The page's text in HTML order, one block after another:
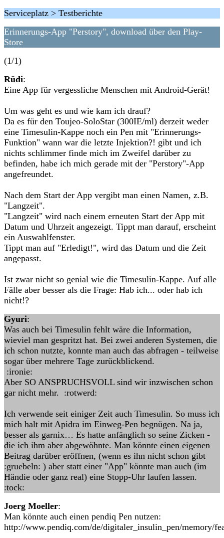
Serviceplatz > Testberichte
Erinnerungs-App "Perstory", download über den Play-
Store
(1/1)
Rüdi:
Eine App für vergessliche Menschen mit Android-Gerät!
Um was geht es und wie kam ich drauf?
Da es für den Toujeo-SoloStar (300IE/ml) derzeit weder
eine Timesulin-Kappe noch ein Pen mit "Erinnerungs-
Funktion" wann war die letzte Injektion?! gibt und ich
nichts schlimmer finde mich im Zweifel darüber zu
befinden, habe ich mich gerade mit der "Perstory"-App
angefreundet.
Nach dem Start der App vergibt man einen Namen, z.B.
"Langzeit".
"Langzeit" wird nach einem erneuten Start der App mit
Datum und Uhrzeit angezeigt. Tippt man darauf, erscheint
ein Auswahlfenster.
Tippt man auf "Erledigt!", wird das Datum und die Zeit
angepasst.
Ist zwar nicht so genial wie die Timesulin-Kappe. Auf alle
Fälle aber besser als die Frage: Hab ich... oder hab ich
nicht!?
Gyuri:
Was auch bei Timesulin fehlt wäre die Information,
wieviel man gespritzt hat. Bei zwei anderen Systemen, die
ich schon nutzte, konnte man auch das abfragen - teilweise
sogar über mehrere Tage zurückblickend.
:ironie:
Aber SO ANSPRUCHSVOLL sind wir inzwischen schon
gar nicht mehr. :rotwerd:
Ich verwende seit einiger Zeit auch Timesulin. So muss ich
mich halt mit Apidra im Einweg-Pen begnügen. Na ja,
besser als garnix… Es hatte anfänglich so seine Zicken -
die ich ihm aber abgewöhnte. Man könnte einen eigenen
Beitrag darüber eröffnen, (wenn es ihn nicht schon gibt
:gruebeln: ) aber statt einer "App" könnte man auch (im
Händie oder ganz real) eine Stopp-Uhr laufen lassen.
:tock:
Joerg Moeller:
Man könnte auch einen pendiq Pen nutzen:
http://www.pendiq.com/de/digitaler_insulin_pen/memory/